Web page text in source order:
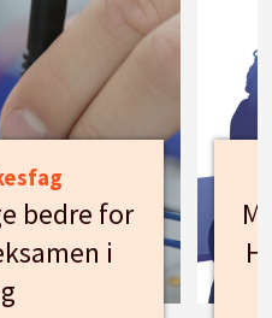
bedre for
i